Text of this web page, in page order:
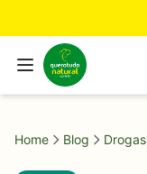
Home Blog Drogas